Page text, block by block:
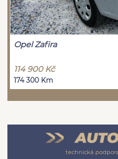
Opel Zafira
114 900 Kč
174 300 Km
technická